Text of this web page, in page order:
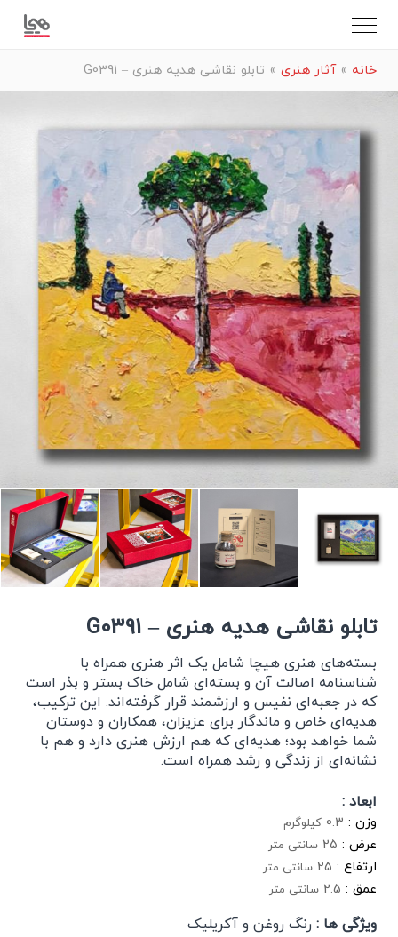
خانه »آثار هنری » تابلو نقاشی هدیه هنری – G0391
تابلو نقاشی هدیه هنری – G0391
بسته‌های هنری هیچا شامل یک اثر هنری همراه با
شناسنامه اصالت آن و بسته‌ای شامل خاک بستر و بذر است
که در جعبه‌ای نفیس و ارزشمند قرار گرفته‌اند. این ترکیب،
هدیه‌ای خاص و ماندگار برای عزیزان، همکاران و دوستان
شما خواهد بود؛ هدیه‌ای که هم ارزش هنری دارد و هم با
نشانه‌ای از زندگی و رشد همراه است.
ابعاد :
وزن : 0.3 کیلوگرم
عرض : 25 سانتی متر
ارتفاع : 25 سانتی متر
عمق : 2.5 سانتی متر
ویژگی ها : رنگ روغن و آکریلیک